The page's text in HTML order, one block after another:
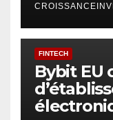
FINTECH
Bybit EU